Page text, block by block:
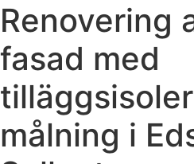
Renovering
fasad med
målning i